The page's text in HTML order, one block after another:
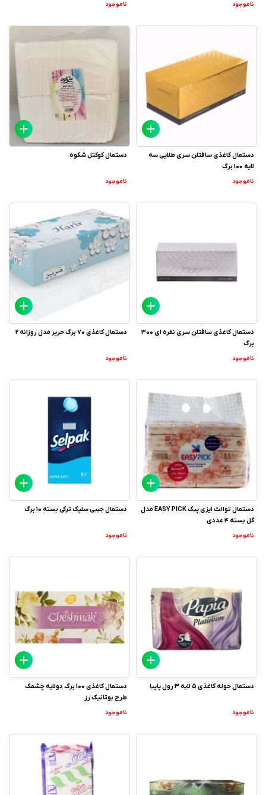
ناموجود ناموجود
دستمال کاغذی سافتلن سری طلایی سه
لایه 100 برگ
ناموجود
دستمال کوکتل شکوه
ناموجود
دستمال کاغذی سافتلن سری نقره ای 300
برگ
ناموجود
دستمال کاغذی 70 برگ حریر مدل روزانه 2
ناموجود
دستمال توالت ایزی پیک EASY PICK مدل
گل بسته 4 عددی
ناموجود
دستمال جیبی سلپک ترکی بسته 10 برگ
ناموجود
دستمال حوله کاغذی 5 لایه 3 رول پاپیا
ناموجود
دستمال کاغذی 100 برگ دولایه چشمک
طرح بوتانیک رز
ناموجود